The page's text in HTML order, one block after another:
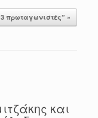
πρωταγωνιστές” »
και